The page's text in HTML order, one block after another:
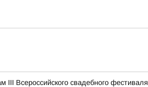
III Всероссийского свадебного фестиваля